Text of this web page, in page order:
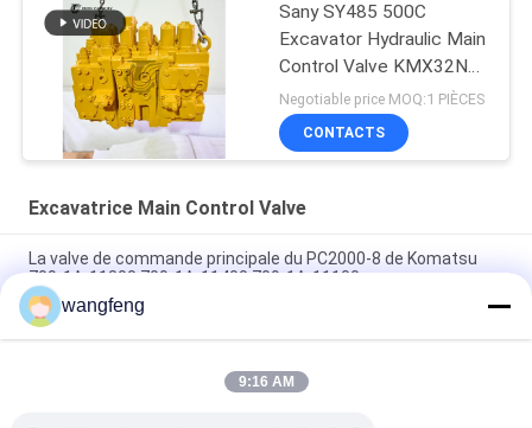
Sany SY485 500C
Excavator Hydraulic Main
Control Valve KMX32NA
High Quality
Negotiable price MOQ:1 PIÈCES
CONTACTS
Excavatrice Main Control Valve
La valve de commande principale du PC2000-8 de Komatsu
709-1A-11300 709-1A-11400 709-1A-11100
PC160LC-7 PC160-7 Ventilateur de commande Excavateur
Komatsu, 723-57-16100 Excavateur pièces principales
VOE14541591 Valve de commande principale de l'excavateur
wangfeng
9:16 AM